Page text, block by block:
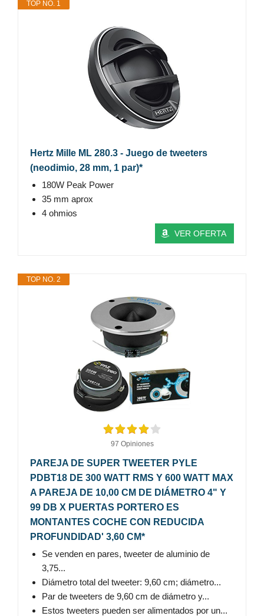
TOP NO. 1
Hertz Mille ML 280.3 - Juego de tweeters
(neodimio, 28 mm, 1 par)*
180W Peak Power
35 mm aprox
4 ohmios
VER OFERTA
TOP NO. 2
97 Opiniones
PAREJA DE SUPER TWEETER PYLE
PDBT18 DE 300 WATT RMS Y 600 WATT MAX
A PAREJA DE 10,00 CM DE DIÁMETRO 4" Y
99 DB X PUERTAS PORTERO ES
MONTANTES COCHE CON REDUCIDA
PROFUNDIDAD' 3,60 CM*
Se venden en pares, tweeter de aluminio de
3,75...
Diámetro total del tweeter: 9,60 cm; diámetro...
Par de tweeters de 9,60 cm de diámetro y...
Estos tweeters pueden ser alimentados por un...